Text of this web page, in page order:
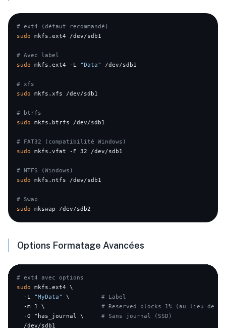
# ext4 (défaut recommandé)
sudo mkfs.ext4 /dev/sdb1
# Avec label
sudo mkfs.ext4 -L "Data" /dev/sdb1
# xfs
sudo mkfs.xfs /dev/sdb1
# btrfs
sudo mkfs.btrfs /dev/sdb1
# FAT32 (compatibilité Windows)
sudo mkfs.vfat -F 32 /dev/sdb1
# NTFS (Windows)
sudo mkfs.ntfs /dev/sdb1
# Swap
sudo
Options Formatage Avancées
# ext4 avec options
sudo mkfs.ext4 \
  -L
"MyData" \ # Label
  -m 1 \
# Reserved blocks 1% (au lieu de
  -O ^has_journal \
# Sans journal (SSD)
  /dev/sdb1